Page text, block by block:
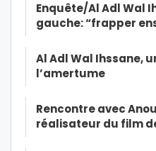
Enquête/Al Adl Wal
gauche: “frapper
Al Adl Wal Ihssane,
l’amertume
Rencontre avec
réalisateur du film